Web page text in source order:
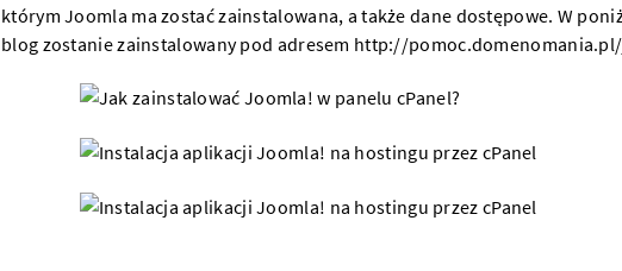
którym Joomla ma zostać zainstalowana, a także dane dostępowe. W
blog zostanie zainstalowany pod adresem http://